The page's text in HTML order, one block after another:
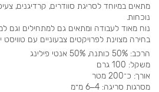
מתאים במיוחד לסריגת סוודרים, קרדיגנים,
נוכחות.
נוח מאוד לעבודה ומתאים גם למתחילים וגם
בחירה מצוינת לפרויקטים צבעוניים עם טוויסט
הרכב: 50% כותנה, 50% אנטי פילינג
משקל: 100 גרם
אורך: כ־200 מטר
מסרגות סריגה: 4–6 מ״מ